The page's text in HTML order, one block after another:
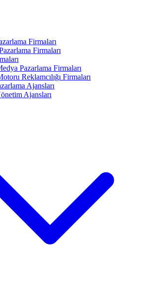
Firmaları
Firmaları
Pazarlama Firmaları
Reklamcılığı Firmaları
Ajansları
Ajansları